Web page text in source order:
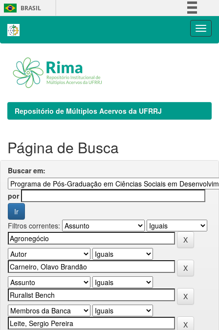
Skip
navigation
BRASIL
Repositório de Múltiplos Acervos da UFRRJ
Página de Busca
Buscar em:
por
Filtros correntes: